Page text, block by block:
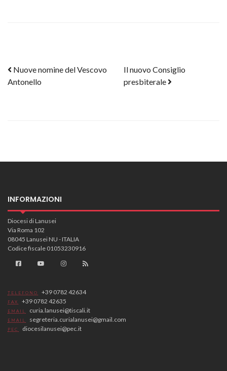
Post navigation
Nuove nomine del Vescovo
Antonello
Il nuovo Consiglio
presbiterale
INFORMAZIONI
Diocesi di Lanusei
Via Roma 102
08045 Lanusei NU - ITALIA
Codice fiscale 01053230916
TELEFONO +39 0782 42634
FAX +39 0782 42635
EMAIL curia.lanusei@tiscali.it
EMAIL segreteria.curialanusei@gmail.com
PEC diocesilanusei@pec.it